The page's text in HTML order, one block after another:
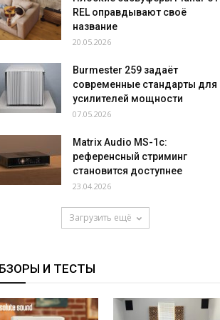
REL оправдывают своё
название
20.05.2026
Burmester 259 задаёт
современные стандарты для
усилителей мощности
07.05.2026
Matrix Audio MS-1c:
референсный стриминг
становится доступнее
23.04.2026
Загрузить ещё
И ТЕСТЫ